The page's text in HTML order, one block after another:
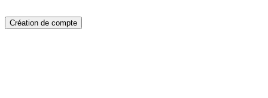
Création de compte